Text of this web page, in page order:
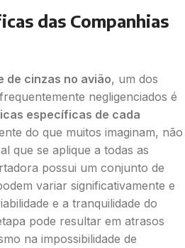
das Companhias
de cinzas no avião, um dos
negligenciados é
específicas de cada
do que muitos imaginam, não
que se aplique a todas as
possui um conjunto de
variar significativamente e
e a tranquilidade do
pode resultar em atrasos
na impossibilidade de